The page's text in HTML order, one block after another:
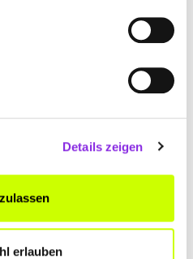
Details zeigen
erlauben
Rettershain DE